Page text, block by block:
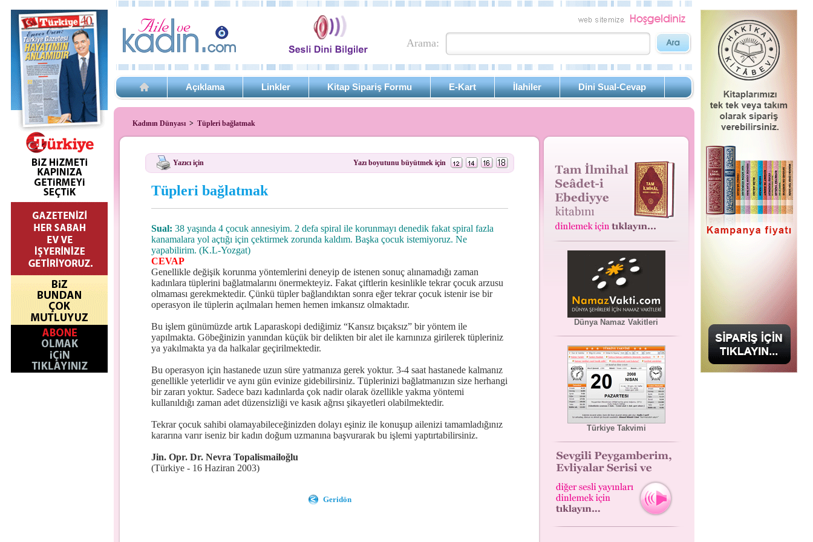
Arama:
Açıklama Linkler Kitap Sipariş Formu E-Kart İlahiler Dini Sual-Cevap
Kadının Dünyası > Tüpleri bağlatmak
Yazıcı için Yazı boyutunu büyütmek için
Tüpleri bağlatmak
Sual: 38 yaşında 4 çocuk annesiyim. 2 defa spiral ile korunmayı denedik fakat spiral fazla
kanamalara yol açtığı için çektirmek zorunda kaldım. Başka çocuk istemiyoruz. Ne
yapabilirim. (K.L-Yozgat)
CEVAP
Genellikle değişik korunma yöntemlerini deneyip de istenen sonuç alınamadığı zaman
kadınlara tüplerini bağlatmalarını önermekteyiz. Fakat çiftlerin kesinlikle tekrar çocuk arzusu
olmaması gerekmektedir. Çünkü tüpler bağlandıktan sonra eğer tekrar çocuk istenir ise bir
operasyon ile tüplerin açılmaları hemen hemen imkansız olmaktadır.
Bu işlem günümüzde artık Laparaskopi dediğimiz “Kansız bıçaksız” bir yöntem ile
yapılmakta. Göbeğinizin yanından küçük bir delikten bir alet ile karnınıza girilerek tüpleriniz
ya yakılmakta ya da halkalar geçirilmektedir.
Bu operasyon için hastanede uzun süre yatmanıza gerek yoktur. 3-4 saat hastanede kalmanız
genellikle yeterlidir ve aynı gün evinize gidebilirsiniz. Tüplerinizi bağlatmanızın size herhangi
bir zararı yoktur. Sadece bazı kadınlarda çok nadir olarak özellikle yakma yöntemi
kullanıldığı zaman adet düzensizliği ve kasık ağrısı şikayetleri olabilmektedir.
Tekrar çocuk sahibi olamayabileceğinizden dolayı eşiniz ile konuşup ailenizi tamamladığınız
kararına varır iseniz bir kadın doğum uzmanına başvurarak bu işlemi yaptırtabilirsiniz.
Jin. Opr. Dr. Nevra Topalismailoğlu
(Türkiye - 16 Haziran 2003)
Geridön
Dünya Namaz Vakitleri
Türkiye Takvimi